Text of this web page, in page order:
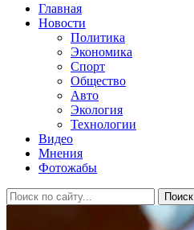
Главная
Новости
Политика
Экономика
Спорт
Общество
Авто
Экология
Технологии
Видео
Мнения
Фотожабы
Поиск